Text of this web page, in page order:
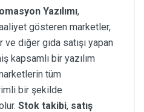
Yazılımı,
gösteren marketler,
diğer gıda satışı yapan
kapsamlı bir yazılım
tüm
bir şekilde
Stok takibi, satış